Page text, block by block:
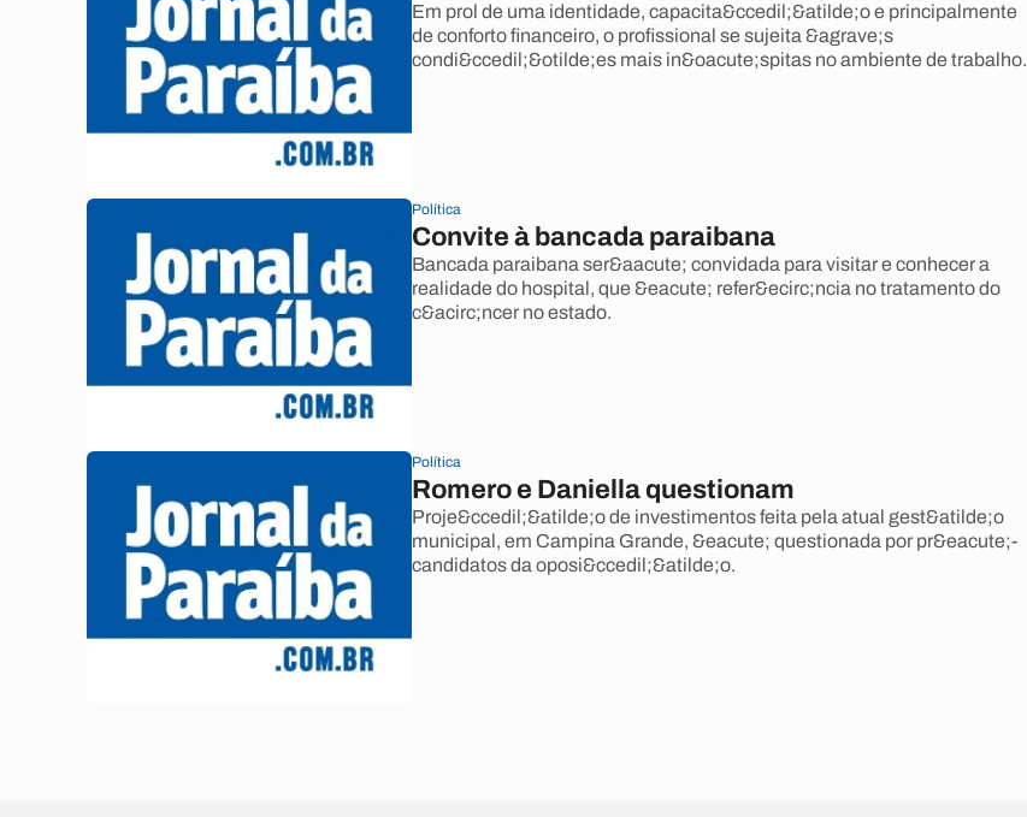
Em prol de uma identidade, capacita&ccedil;&atilde;o e principalmente
de conforto financeiro, o profissional se sujeita &agrave;s
condi&ccedil;&otilde;es mais in&oacute;spitas no ambiente de trabalho.
Política
Convite à bancada paraibana
Bancada paraibana ser&aacute; convidada para visitar e conhecer a
realidade do hospital, que &eacute; refer&ecirc;ncia no tratamento do
c&acirc;ncer no estado.
Política
Romero e Daniella questionam
Proje&ccedil;&atilde;o de investimentos feita pela atual gest&atilde;o
municipal, em Campina Grande, &eacute; questionada por pr&eacute;-
candidatos da oposi&ccedil;&atilde;o.